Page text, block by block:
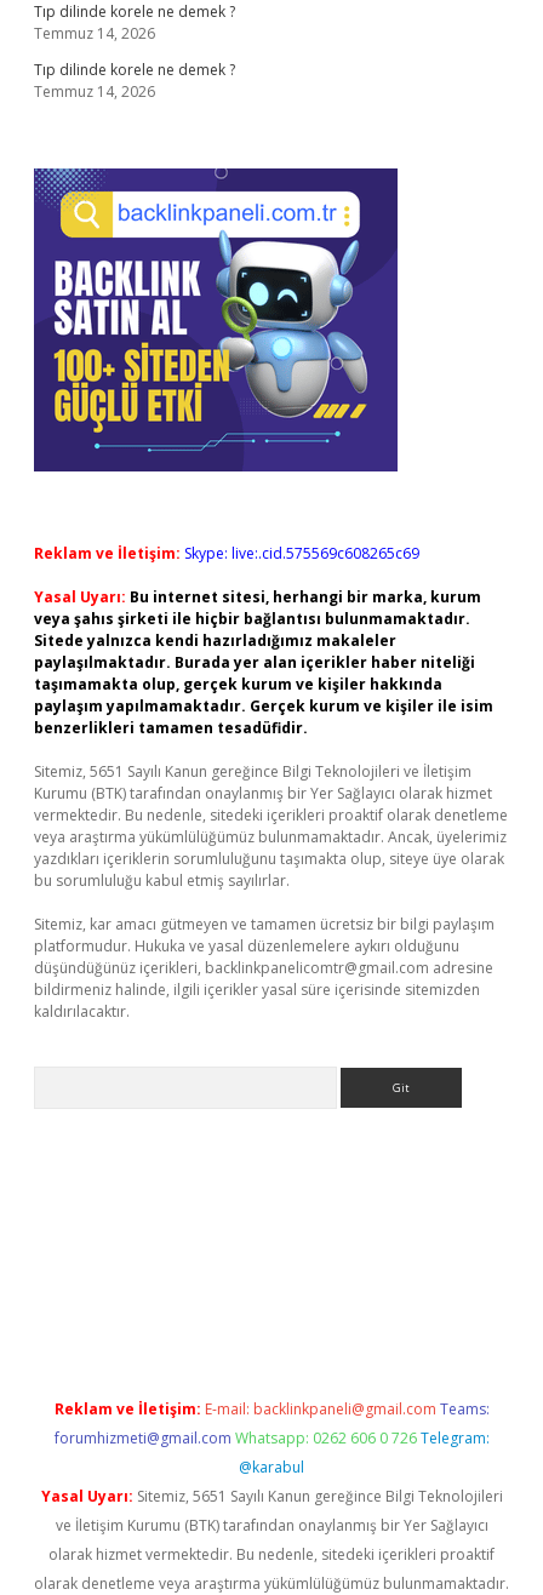
Tıp dilinde korele ne demek ?
Temmuz 14, 2026
Tıp dilinde korele ne demek ?
Temmuz 14, 2026
Reklam ve İletişim: Skype: live:.cid.575569c608265c69
Yasal Uyarı: Bu internet sitesi, herhangi bir marka, kurum
veya şahıs şirketi ile hiçbir bağlantısı bulunmamaktadır.
Sitede yalnızca kendi hazırladığımız makaleler
paylaşılmaktadır. Burada yer alan içerikler haber niteliği
taşımamakta olup, gerçek kurum ve kişiler hakkında
paylaşım yapılmamaktadır. Gerçek kurum ve kişiler ile isim
benzerlikleri tamamen tesadüfidir.
Sitemiz, 5651 Sayılı Kanun gereğince Bilgi Teknolojileri ve İletişim
Kurumu (BTK) tarafından onaylanmış bir Yer Sağlayıcı olarak hizmet
vermektedir. Bu nedenle, sitedeki içerikleri proaktif olarak denetleme
veya araştırma yükümlülüğümüz bulunmamaktadır. Ancak, üyelerimiz
yazdıkları içeriklerin sorumluluğunu taşımakta olup, siteye üye olarak
bu sorumluluğu kabul etmiş sayılırlar.
Sitemiz, kar amacı gütmeyen ve tamamen ücretsiz bir bilgi paylaşım
platformudur. Hukuka ve yasal düzenlemelere aykırı olduğunu
düşündüğünüz içerikleri, backlinkpanelicomtr@gmail.com adresine
bildirmeniz halinde, ilgili içerikler yasal süre içerisinde sitemizden
kaldırılacaktır.
Reklam ve İletişim: E-mail: backlinkpaneli@gmail.com Teams:
forumhizmeti@gmail.com Whatsapp: 0262 606 0 726 Telegram:
@karabul
Yasal Uyarı: Sitemiz, 5651 Sayılı Kanun gereğince Bilgi Teknolojileri
ve İletişim Kurumu (BTK) tarafından onaylanmış bir Yer Sağlayıcı
olarak hizmet vermektedir. Bu nedenle, sitedeki içerikleri proaktif
olarak denetleme veya araştırma yükümlülüğümüz bulunmamaktadır.